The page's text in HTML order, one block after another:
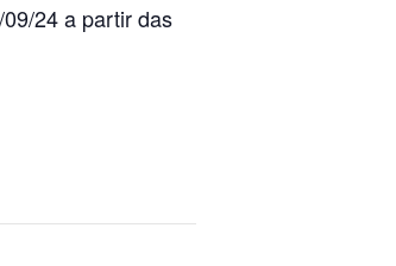
24 a partir das